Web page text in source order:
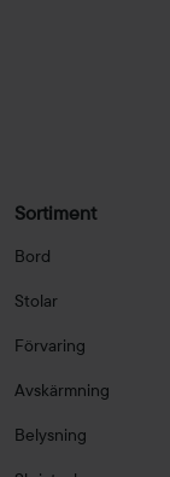
Sortiment
Bord
Stolar
Förvaring
Avskärmning
Belysning